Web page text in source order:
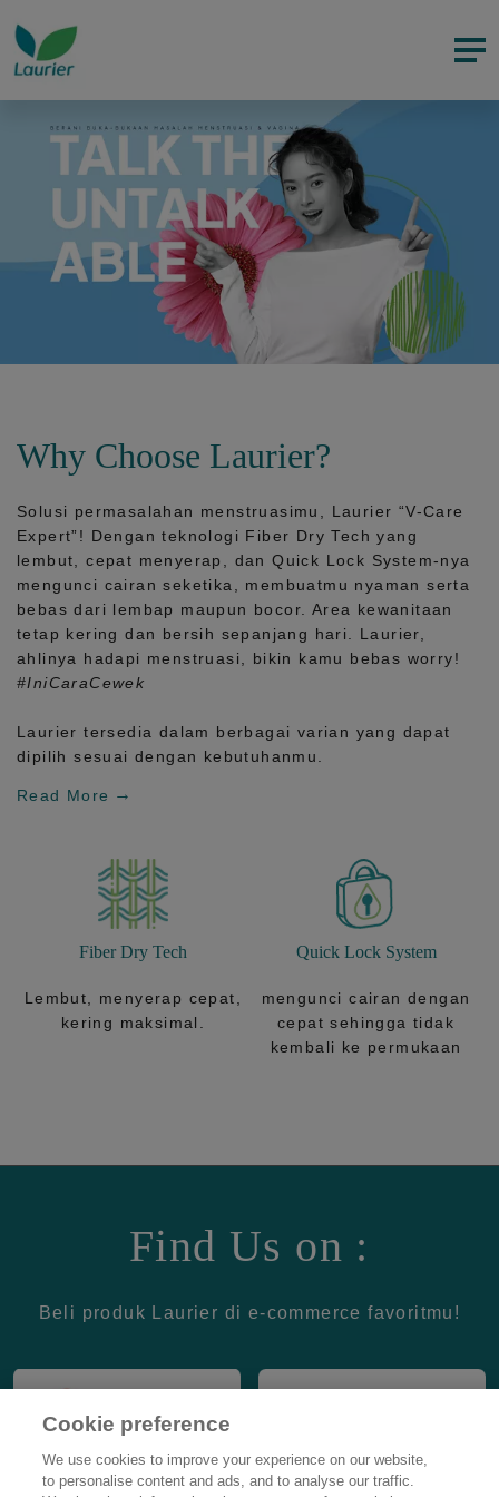
Why Choose Laurier?
Solusi permasalahan menstruasimu, Laurier “V-Care
Expert”! Dengan teknologi Fiber Dry Tech yang
lembut, cepat menyerap, danQuick Lock System-nya
mengunci cairan seketika, membuatmu nyaman serta
bebas dari lembap maupun bocor. Area kewanitaan
tetap kering dan bersih sepanjang hari.
Laurier,
ahlinya hadapi menstruasi, bikin kamu bebas worry!
#IniCaraCewek
Laurier tersedia dalam berbagai varian yang dapat
dipilih sesuai dengan kebutuhanmu.
Read More
Fiber Dry Tech
Lembut, menyerap cepat,
kering maksimal.
Quick Lock System
mengunci cairan dengan
cepat sehingga tidak
kembali ke permukaan
Find Us on :
Beli produk Laurier di e-commerce favoritmu!
Cookie preference
We use cookies to improve your experience on our website,
to personalise content and ads, and to analyse our traffic.